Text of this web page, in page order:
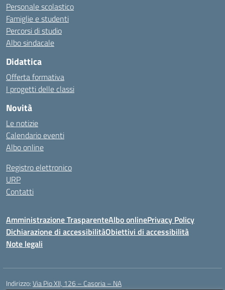
Personale scolastico
Famiglie e studenti
Percorsi di studio
Albo sindacale
Didattica
Offerta formativa
I progetti delle classi
Novità
Le notizie
Calendario eventi
Albo online
Registro elettronico
URP
Contatti
Amministrazione TrasparenteAlbo onlinePrivacy Policy
Dichiarazione di accessibilitàObiettivi di accessibilità
Note legali
Indirizzo:Via Pio XII, 126 – Casoria – NA